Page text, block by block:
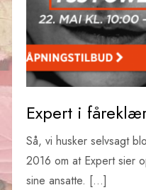
Expert i
Så, vi husker selvsagt
2016 om at Expert sier
sine ansatte. […]